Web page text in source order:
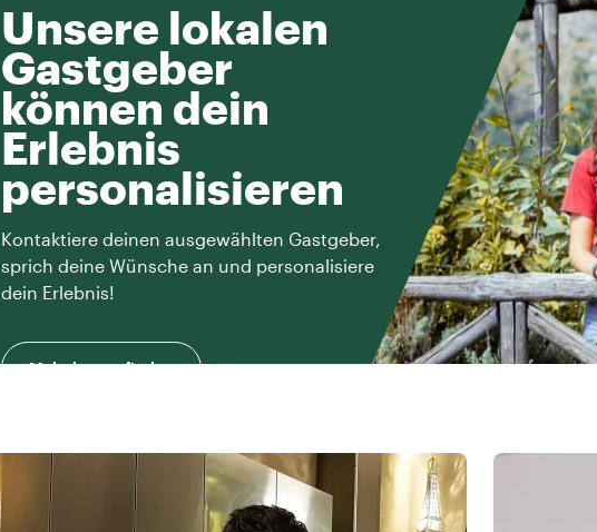
Unsere lokalen
Gastgeber
können dein
Erlebnis
personalisieren
Kontaktiere deinen ausgewählten Gastgeber,
sprich deine Wünsche an und personalisiere
dein Erlebnis!
Mehr herausfinden